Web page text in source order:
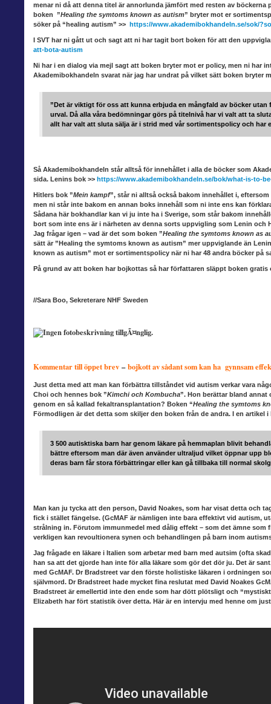
menar ni då att denna titel är annorlunda jämfört med resten av
boken ”Healing the symtoms known as autism” bryter mot er
söker på “healing autism” >>
https://www.akademibokhandeln.se/sok/
I SVT har ni gått ut och sagt att ni har tagit bort boken för att den
att-bota-autism
Ni har i en dialog via mejl sagt att boken bryter mot er policy, men ni har
Akademibokhandeln svarat när jag har undrat på vilket sätt boken bryter
”Det är viktigt för oss att kunna erbjuda en mångfald av böcker
urval. Då alla våra bedömningar görs på titelnivå har vi valt att ta
allt har valt att sluta sälja är i strid med vår sortimentspolicy och
Så Akademibokhandeln står alltså för innehållet i alla de böcker som
sida. Lenins bok >> https://www.akademibokhandeln.se/bok/what-is-to-be-
Hitlers bok ”Mein kampf”, står ni alltså också bakom innehållet i,
men ni står inte bakom en annan boks innehåll som ni inte ens kan
Sådana här bokhandlar kan vi ju inte ha i Sverige, som står bakom
bort som inte ens är i närheten av denna sorts uppvigling som Lenin
Jag frågar igen – vad är det som boken ”Healing the symtoms known as
sätt är ”Healing the symtoms known as autism” mer uppviglande än
known as autism” mot er sortimentspolicy när ni har 48 andra böcker på
På grund av att boken har bojkottas så har författaren släppt boken gratis
//Sara Boo, Sekreterare NHF Sweden
Kommentar till öppet brev –bojkott av sådant som kan ha gynnsam
Just detta med att man kan förbättra tillståndet vid autism verkar vara
Choi och hennes bok ”Kimchi och Kombucha”. Hon berättar bland
genom en så kallad fekaltransplantation? Boken “Healing the symtoms
Förmodligen är det detta som skiljer den boken från de andra. I en artikel
3 500 autisktiska barn har genom läkare på hemmaplan blivit
bättre eftersom man där även använder ultraljud vilket öppnar upp
deras barn får stora förbättringar eller kan gå tillbaka till normal
Man kan ju tycka att den person, David Noakes, som har visat detta och
fick i stället fängelse. (GcMAF är nämligen inte bara effektivt vid autism,
strålning in. Förutom immunmedel med dålig effekt – som det ämne
verkligen kan revoultionera synen och behandlingen på barn inom
Jag frågade en läkare i Italien som arbetar med barn med autsim (ofta
han sa att det gjorde han inte för alla läkare som gör det dör ju. Det är
med GcMAF. Dr Bradstreet var den förste holistiske läkaren i ordningen
självmord. Dr Bradstreet hade mycket fina reslutat med David Noakes
Bradstreet är emellertid inte den ende som har dött plötsligt och
Elizabeth har fört statistik över detta. Här är en intervju med henne om